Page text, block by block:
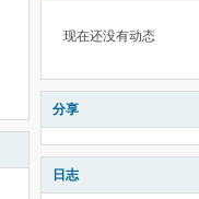
现在还没有动态
分享
日志